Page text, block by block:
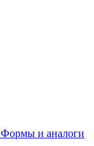
Формы и аналоги